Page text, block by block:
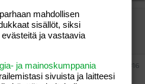
#16
saksalainen
mahdollisen
sisällöt, siksi
ja vastaavia
ja mainoskumppania
sivuista ja laitteesi